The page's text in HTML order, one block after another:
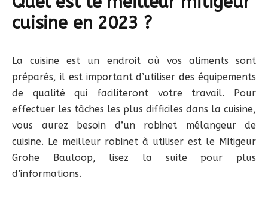
cuisine en 2023 ?
La cuisine est un endroit où vos aliments sont
préparés, il est important d’utiliser des équipements
de qualité qui faciliteront votre travail. Pour
effectuer les tâches les plus difficiles dans la cuisine,
vous aurez besoin d’un robinet mélangeur de
cuisine. Le meilleur robinet à utiliser est le Mitigeur
Grohe Bauloop, lisez la suite pour plus
d’informations.